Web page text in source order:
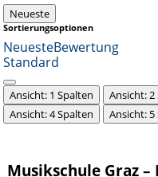
Neueste
Sortierungsoptionen
NeuesteBewertung
Standard
Ansicht: 1 Spalten Ansicht: 2
Ansicht: 4 Spalten
Ansicht: 5
Musikschule Graz